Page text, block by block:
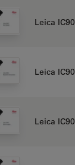
Leica
Leica
Leica